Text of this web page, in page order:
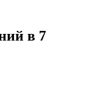
в 7